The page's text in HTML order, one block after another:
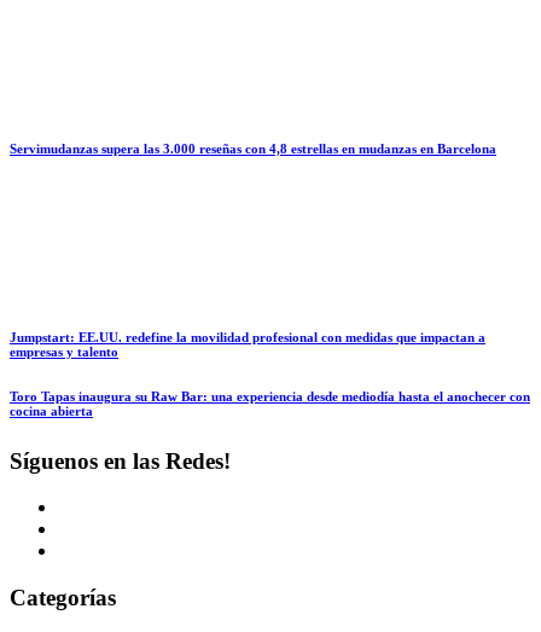
Servimudanzas supera las 3.000 reseñas con 4,8 estrellas en mudanzas en Barcelona
Jumpstart: EE.UU. redefine la movilidad profesional con medidas que impactan a
empresas y talento
Toro Tapas inaugura su Raw Bar: una experiencia desde mediodía hasta el anochecer con
cocina abierta
Síguenos en las Redes!
Categorías